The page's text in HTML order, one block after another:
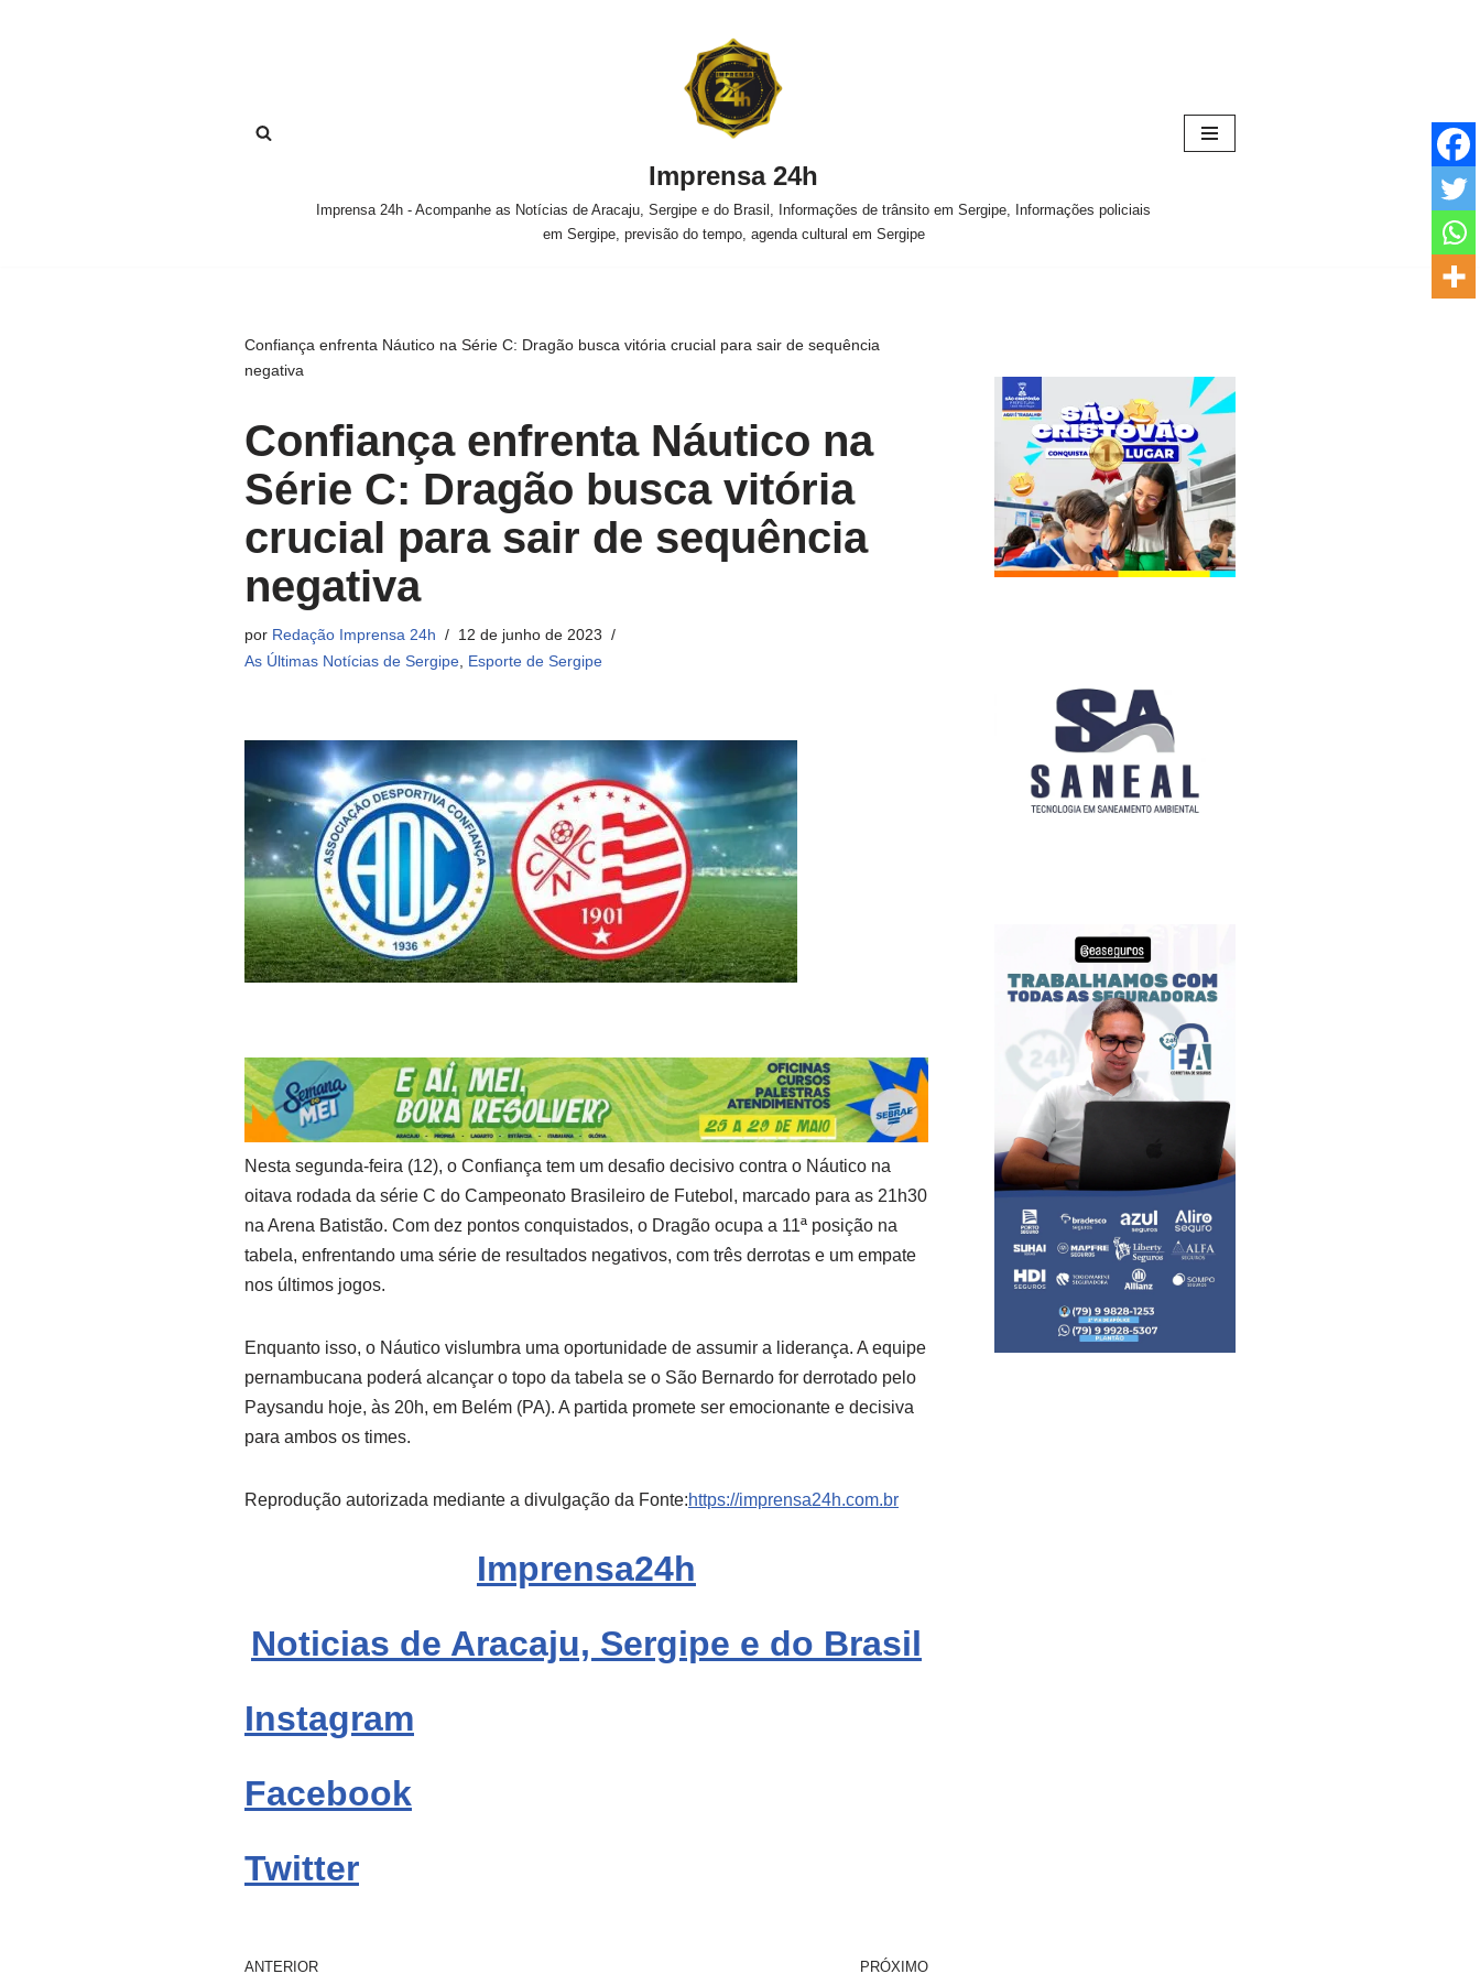
Imprensa 24h
Imprensa 24h - Acompanhe as Notícias de Aracaju, Sergipe e do Brasil, Informações de trânsito em Sergipe, Informações policiais
em Sergipe, previsão do tempo, agenda cultural em Sergipe
Confiança enfrenta Náutico na Série C: Dragão busca vitória crucial para sair de sequência
negativa
Confiança enfrenta Náutico na
Série C: Dragão busca vitória
crucial para sair de sequência
negativa
por Redação Imprensa 24h
12 de junho de 2023
As Últimas Notícias de Sergipe Esporte de Sergipe
Nesta segunda-feira (12), o Confiança tem um desafio decisivo contra o Náutico na
oitava rodada da série C do Campeonato Brasileiro de Futebol, marcado para as 21h30
na Arena Batistão. Com dez pontos conquistados, o Dragão ocupa a 11ª posição na
tabela, enfrentando uma série de resultados negativos, com três derrotas e um empate
nos últimos jogos.
Enquanto isso, o Náutico vislumbra uma oportunidade de assumir a liderança. A equipe
pernambucana poderá alcançar o topo da tabela se o São Bernardo for derrotado pelo
Paysandu hoje, às 20h, em Belém (PA). A partida promete ser emocionante e decisiva
para ambos os times.
Reprodução autorizada mediante a divulgação da Fonte:https://imprensa24h.com.br
Imprensa24h
Noticias de Aracaju, Sergipe e do Brasil
Instagram
Facebook
Twitter
ANTERIOR PRÓXIMO